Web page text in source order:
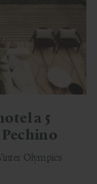
a 5
Olympics